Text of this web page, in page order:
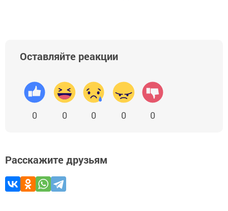
Оставляйте реакции
0 0 0 0 0
Расскажите друзьям